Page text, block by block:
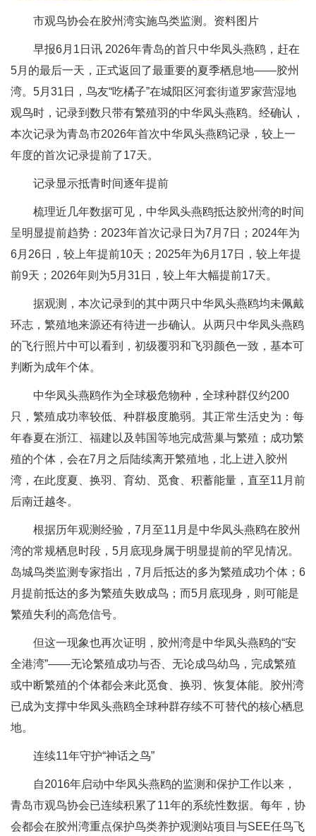
市观鸟协会在胶州湾实施鸟类监测。资料图片
早报6月1日讯 2026年青岛的首只中华凤头燕鸥，赶在
5月的最后一天，正式返回了最重要的夏季栖息地——胶州
湾。5月31日，鸟友“吃橘子”在城阳区河套街道罗家营湿地
观鸟时，记录到数只带有繁殖羽的中华凤头燕鸥。经确认，
本次记录为青岛市2026年首次中华凤头燕鸥记录，较上一
年度的首次记录提前了17天。
记录显示抵青时间逐年提前
梳理近几年数据可见，中华凤头燕鸥抵达胶州湾的时间
呈明显提前趋势：2023年首次记录日为7月7日；2024年为
6月26日，较上年提前10天；2025年为6月17日，较上年提
前9天；2026年则为5月31日，较上年大幅提前17天。
据观测，本次记录到的其中两只中华凤头燕鸥均未佩戴
环志，繁殖地来源还有待进一步确认。从两只中华凤头燕鸥
的飞行照片中可以看到，初级覆羽和飞羽颜色一致，基本可
判断为成年个体。
中华凤头燕鸥作为全球极危物种，全球种群仅约200
只，繁殖成功率较低、种群极度脆弱。其正常生活史为：每
年春夏在浙江、福建以及韩国等地完成营巢与繁殖；成功繁
殖的个体，会在7月之后陆续离开繁殖地，北上进入胶州
湾，在此度夏、换羽、育幼、觅食、积蓄能量，直至11月前
后南迁越冬。
根据历年观测经验，7月至11月是中华凤头燕鸥在胶州
湾的常规栖息时段，5月底现身属于明显提前的罕见情况。
岛城鸟类监测专家指出，7月后抵达的多为繁殖成功个体；6
月提前抵达的多为繁殖失败成鸟；而5月底现身，则可能是
繁殖失利的高危信号。
但这一现象也再次证明，胶州湾是中华凤头燕鸥的“安
全港湾”——无论繁殖成功与否、无论成鸟幼鸟，完成繁殖
或中断繁殖的个体都会来此觅食、换羽、恢复体能。胶州湾
已成为支撑中华凤头燕鸥全球种群存续不可替代的核心栖息
地。
连续11年守护“神话之鸟”
自2016年启动中华凤头燕鸥的监测和保护工作以来，
青岛市观鸟协会已连续积累了11年的系统性数据。每年，协
会都会在胶州湾重点保护鸟类养护观测站项目与SEE任鸟飞